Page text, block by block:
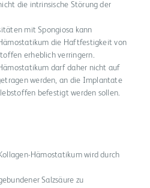
die intrinsische Störung der
mit Spongiosa kann
die Haftfestigkeit von
erheblich verringern.
darf daher nicht auf
werden, an die Implantate
befestigt werden sollen.
Hämostatikum wird durch
Salzsäure zu